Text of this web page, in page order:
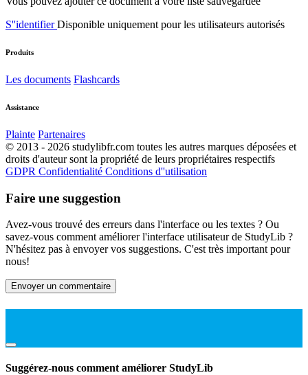
S''identifierDisponible uniquement pour les utilisateurs autorisés
Produits
Les documents Flashcards
Assistance
Plainte Partenaires
© 2013 - 2026 studylibfr.com toutes les autres marques déposées et
droits d'auteur sont la propriété de leurs propriétaires respectifs
GDPR Confidentialité Conditions d''utilisation
Faire une suggestion
Avez-vous trouvé des erreurs dans l'interface ou les textes ? Ou
savez-vous comment améliorer l'interface utilisateur de StudyLib ?
N'hésitez pas à envoyer vos suggestions. C'est très important pour
nous!
Envoyer un commentaire
Suggérez-nous comment améliorer StudyLib